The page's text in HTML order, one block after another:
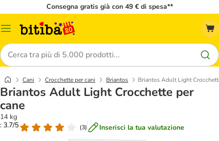
Consegna gratis già con 49 € di spesa**
Overview
Cerca
Cani Crocchette per cani Briantos Briantos Adult Light
Briantos Adult Light Crocchette per
cane
14 kg
: 3.7/5
(3) Inserisci la tua valutazione